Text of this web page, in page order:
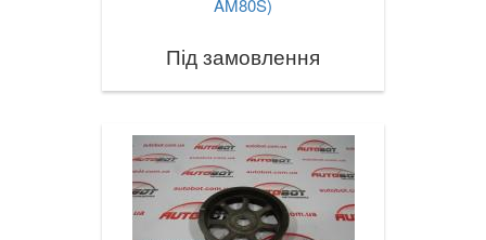
AM80S)
Під замовлення